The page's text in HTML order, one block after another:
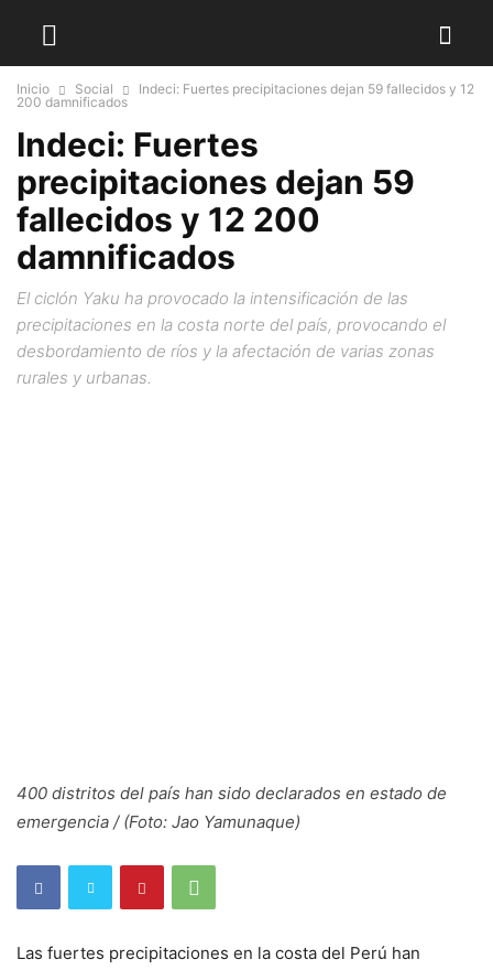
Inicio Social
Indeci: Fuertes precipitaciones dejan 59 fallecidos y 12
200 damnificados
Indeci: Fuertes
precipitaciones dejan 59
fallecidos y 12 200
damnificados
El ciclón Yaku ha provocado la intensificación de las
precipitaciones en la costa norte del país, provocando el
desbordamiento de ríos y la afectación de varias zonas
rurales y urbanas.
400 distritos del país han sido declarados en estado de
emergencia / (Foto: Jao Yamunaque)
Las fuertes precipitaciones en la costa del Perú han